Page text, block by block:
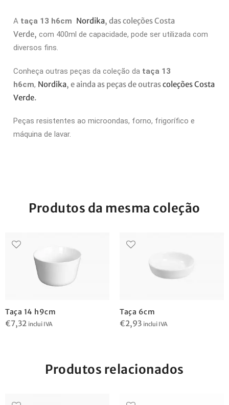
A taça 13 h6cm Nordika, das coleções Costa
Verde, com 400ml de capacidade, pode ser utilizada com
diversos fins.
Conheça outras peças da coleção da taça 13
h6cm, Nordika, e ainda as peças de outrascoleções Costa
Verde.
Peças resistentes ao microondas, forno, frigorífico e
máquina de lavar.
Produtos da mesma coleção
Taça 14 h9cm
€7,32 inclui IVA
Taça 6cm
€2,93 inclui IVA
Produtos relacionados